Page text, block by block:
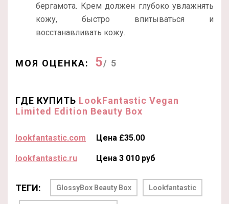
бергамота. Крем должен глубоко увлажнять
кожу, быстро впитываться и
восстанавливать кожу.
МОЯ ОЦЕНКА: 5/ 5
ГДЕ КУПИТЬ LookFantastic Vegan
Limited Edition Beauty Box
lookfantastic.com Цена £35.00
lookfantastic.ru Цена 3 010 руб
ТЕГИ: GlossyBox Beauty Box Lookfantastic